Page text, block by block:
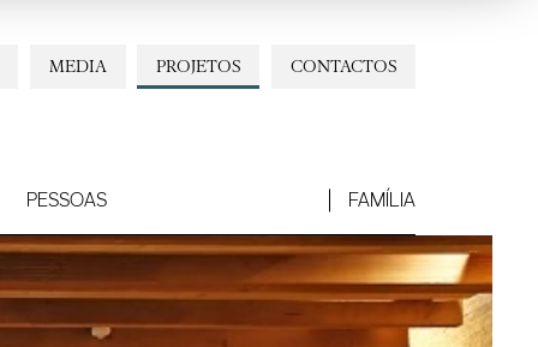
CONTACTOS
PROJETOS
MEDIA
PESSOAS FAMÍLIA